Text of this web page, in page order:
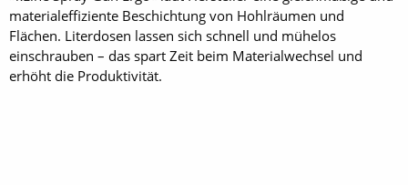
materialeffiziente Beschichtung von Hohlräumen und
Flächen. Literdosen lassen sich schnell und mühelos
einschrauben – das spart Zeit beim Materialwechsel und
erhöht die Produktivität.